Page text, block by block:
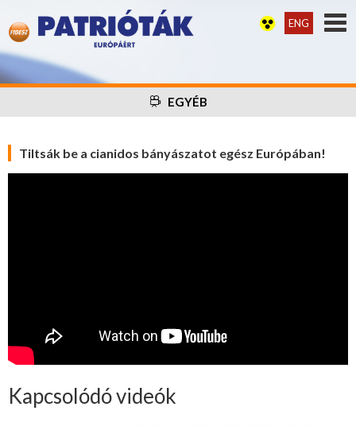
ENG
EGYÉB
Tiltsák be a cianidos bányászatot egész Európában!
Kapcsolódó videók